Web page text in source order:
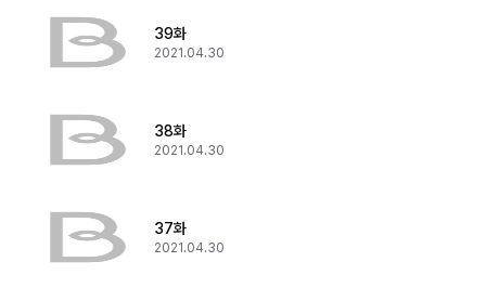
39화
2021.04.30
38화
2021.04.30
37화
2021.04.30